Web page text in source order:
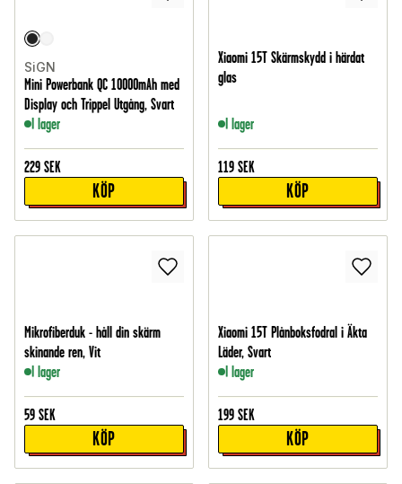
SiGN
Mini Powerbank QC 10000mAh med
Display och Trippel Utgång, Svart
I lager
229 SEK
KÖP
Xiaomi 15T Skärmskydd i härdat
glas
I lager
119 SEK
KÖP
Mikrofiberduk - håll din skärm
skinande ren, Vit
I lager
59 SEK
KÖP
Xiaomi 15T Plånboksfodral i Äkta
Läder, Svart
I lager
199 SEK
KÖP